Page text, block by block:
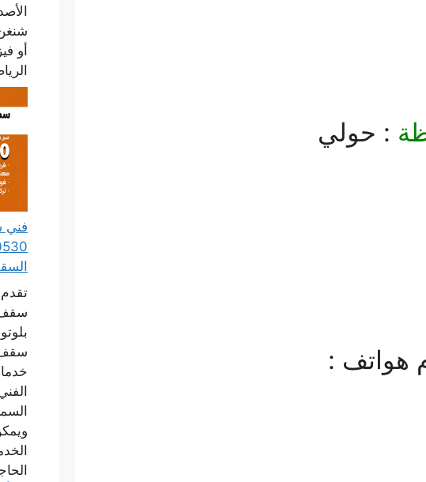
: حولي
هواتف :
أو
فني
سقف